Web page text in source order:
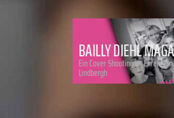
BAILLY DIEHL
Ein Cover Shooting zu Ehren
Lindbergh